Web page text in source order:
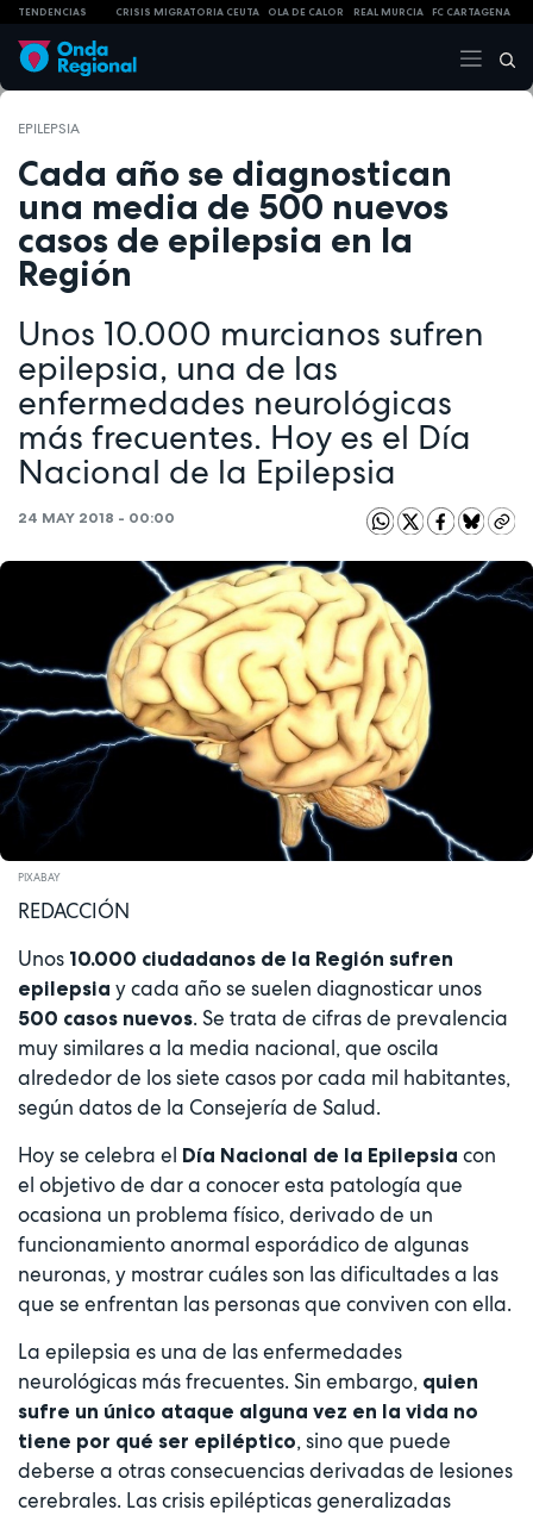
TENDENCIAS CRISIS MIGRATORIA CEUTA OLA DE CALOR REAL MURCIA FC CARTAGENA
EPILEPSIA
Cada año se diagnostican
una media de 500 nuevos
casos de epilepsia en la
Región
Unos 10.000 murcianos sufren
epilepsia, una de las
enfermedades neurológicas
más frecuentes. Hoy es el Día
Nacional de la Epilepsia
24 MAY 2018 - 00:00
PIXABAY
REDACCIÓN
Unos 10.000 ciudadanos de la Región sufren
epilepsia y cada año se suelen diagnosticar unos
500 casos nuevos. Se trata de cifras de prevalencia
muy similares a la media nacional, que oscila
alrededor de los siete casos por cada mil habitantes,
según datos de la Consejería de Salud.
Hoy se celebra el Día Nacional de la Epilepsia con
el objetivo de dar a conocer esta patología que
ocasiona un problema físico, derivado de un
funcionamiento anormal esporádico de algunas
neuronas, y mostrar cuáles son las dificultades a las
que se enfrentan las personas que conviven con ella.
La epilepsia es una de las enfermedades
neurológicas más frecuentes. Sin embargo, quien
sufre un único ataque alguna vez en la vida no
tiene por qué ser epiléptico, sino que puede
deberse a otras consecuencias derivadas de lesiones
cerebrales. Las crisis epilépticas generalizadas